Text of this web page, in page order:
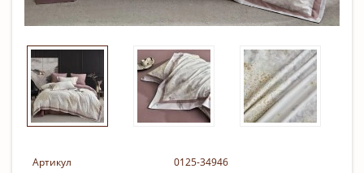
Артикул
0125-34946